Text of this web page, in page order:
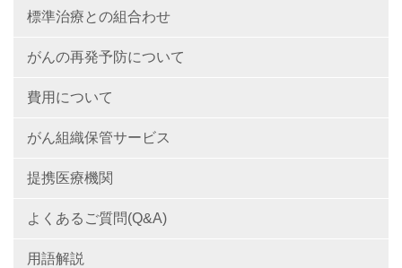
標準治療との組合わせ
がんの再発予防について
費用について
がん組織保管サービス
提携医療機関
よくあるご質問(Q&A)
用語解説